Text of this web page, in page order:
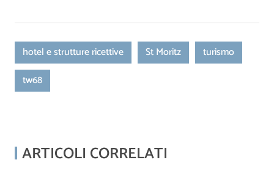
hotel e strutture ricettive St Moritz
turismo
tw68
ARTICOLI CORRELATI